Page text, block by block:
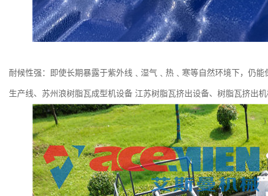
耐候性强：即使长期暴露于紫外线﹑湿气﹑热﹑寒等自然环境下，仍
生产线、苏州浪树脂瓦成型机设备 江苏树脂瓦挤出设备、树脂瓦挤出